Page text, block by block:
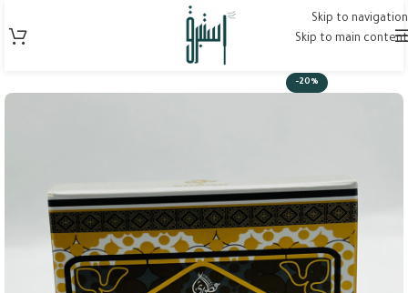
Skip to navigation
Skip to main content
-20%